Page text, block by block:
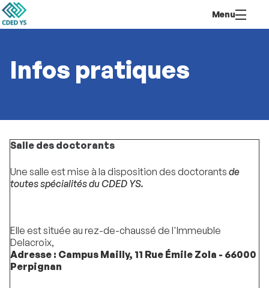
contenu
Menu
Infos pratiques
Salle des doctorants
Une salle est mise à la disposition des doctorants de
toutes spécialités du CDED YS.
Elle est située au rez-de-chaussé de l'Immeuble
Delacroix,
Adresse : Campus Mailly, 11 Rue Émile Zola - 66000
Perpignan